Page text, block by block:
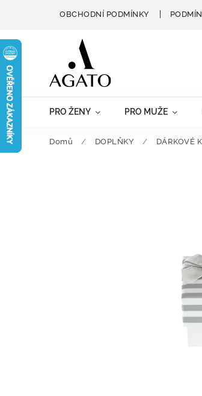
OBCHODNÍ PODMÍNKY
PRO ŽENY PRO MUŽE
Domů / DOPLŇKY / DÁRKOVÉ